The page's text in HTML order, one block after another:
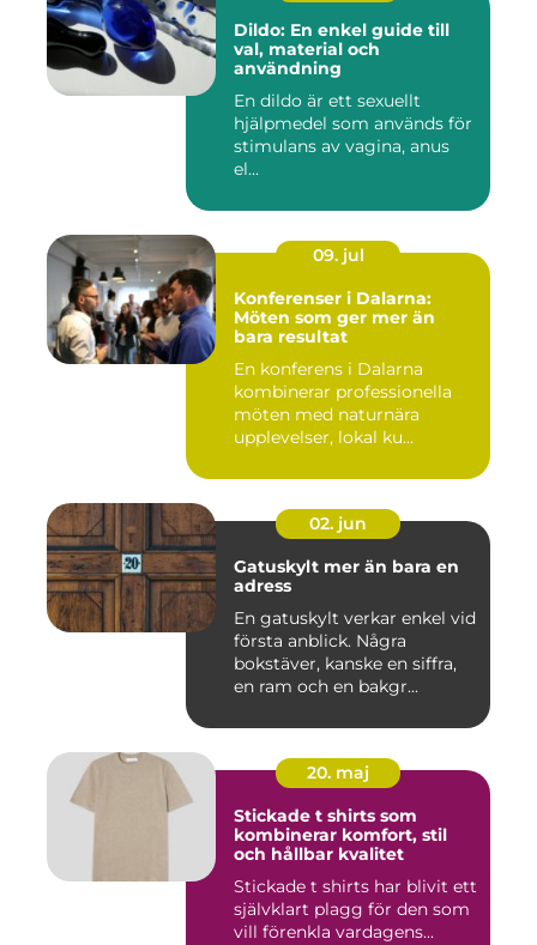
Dildo: En enkel guide till
val, material och
användning
En dildo är ett sexuellt
hjälpmedel som används för
stimulans av vagina, anus
el...
09. jul
Konferenser i Dalarna:
Möten som ger mer än
bara resultat
En konferens i Dalarna
kombinerar professionella
möten med naturnära
upplevelser, lokal ku...
02. jun
Gatuskylt mer än bara en
adress
En gatuskylt verkar enkel vid
första anblick. Några
bokstäver, kanske en siffra,
en ram och en bakgr...
20. maj
Stickade t shirts som
kombinerar komfort, stil
och hållbar kvalitet
Stickade t shirts har blivit ett
självklart plagg för den som
vill förenkla vardagens...